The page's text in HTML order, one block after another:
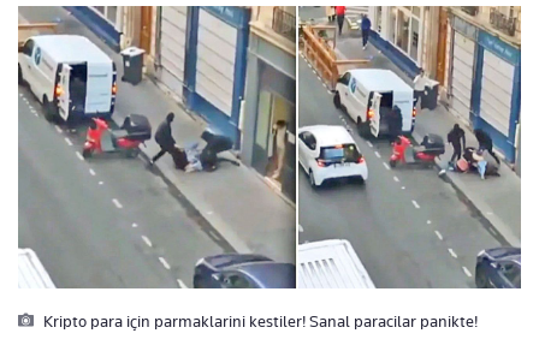
Kripto para için parmaklarini kestiler! Sanal paracilar panikte!